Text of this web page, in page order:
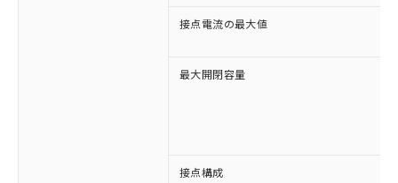
接点電流の最大値
最大開閉容量
接点構成